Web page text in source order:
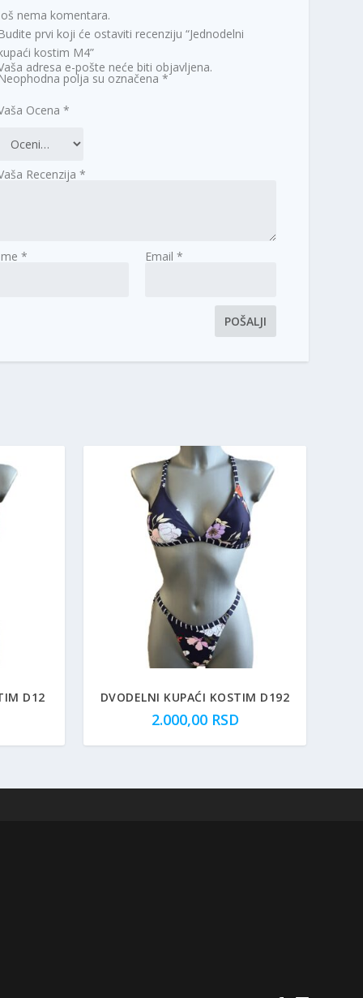
nema komentara.
prvi koji će ostaviti recenziju “Jednodelni
kostim M4”
adresa e-pošte neće biti objavljena.
polja su označena*
Ocena*
Recenzija*
* Email*
D12 DVODELNI KUPAĆI KOSTIM D192
2.000,00 RSD